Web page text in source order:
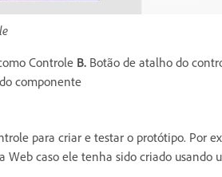
Controle B. Botão de atalho do
componente
para criar e testar o protótipo. Por
Web caso ele tenha sido criado usando